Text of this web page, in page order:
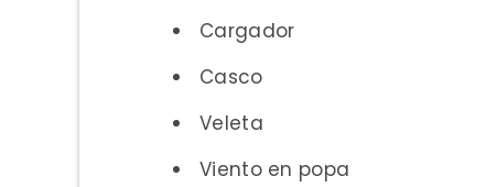
Cargador
Casco
Veleta
Viento en popa